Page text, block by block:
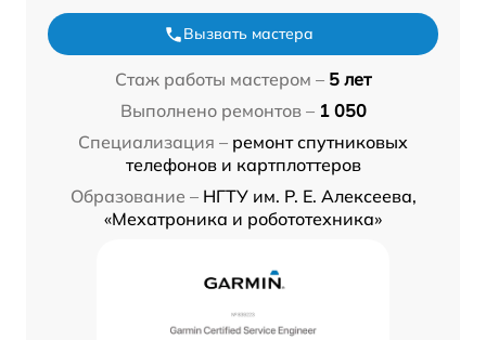
Вызвать мастера
Стаж работы мастером – 5 лет
Выполнено ремонтов – 1 050
Специализация – ремонт спутниковых
телефонов и картплоттеров
Образование – НГТУ им. Р. Е. Алексеева,
«Мехатроника и робототехника»